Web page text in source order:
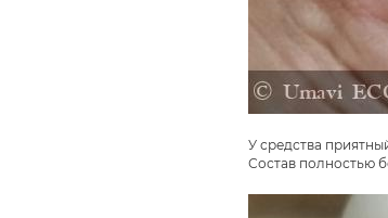
У средства
Состав полностью